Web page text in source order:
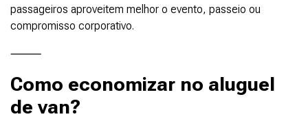
passageiros aproveitem melhor o evento, passeio ou
compromisso corporativo.
⸻
Como economizar no aluguel
de van?